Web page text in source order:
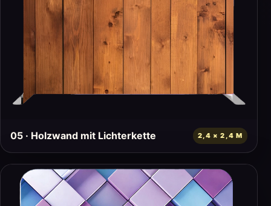
05 · Holzwand mit Lichterkette 2,4 × 2,4 M